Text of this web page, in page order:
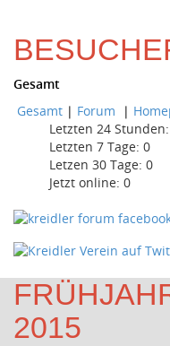
Gesamt
Gesamt | Forum |
Letzten 24 Stunden:
Letzten 7 Tage: 0
Letzen 30 Tage: 0
Jetzt online: 0
2015